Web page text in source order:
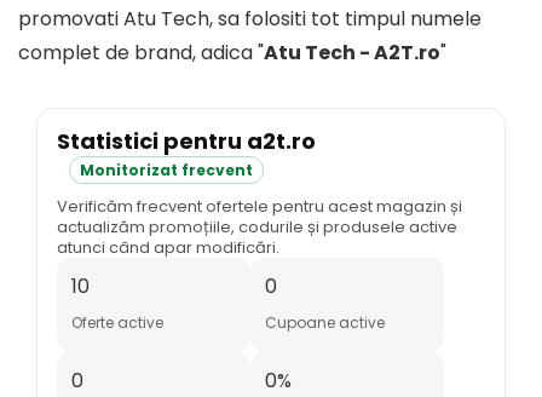
promovati Atu Tech, sa folositi tot timpul numele
complet de brand, adica "Atu Tech - A2T.ro"
Statistici pentru a2t.ro
Monitorizat frecvent
Verificăm frecvent ofertele pentru acest magazin și
actualizăm promoțiile, codurile și produsele active
atunci când apar modificări.
10
Oferte active
0
Cupoane active
0 0%